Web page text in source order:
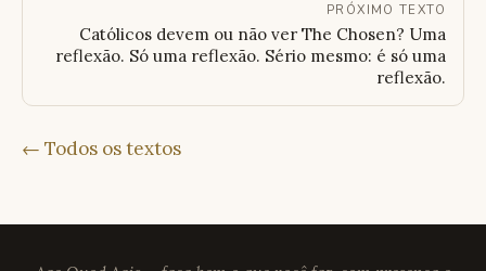
PRÓXIMO TEXTO
Católicos devem ou não ver The Chosen? Uma
reflexão. Só uma reflexão. Sério mesmo: é só uma
reflexão.
← Todos os textos